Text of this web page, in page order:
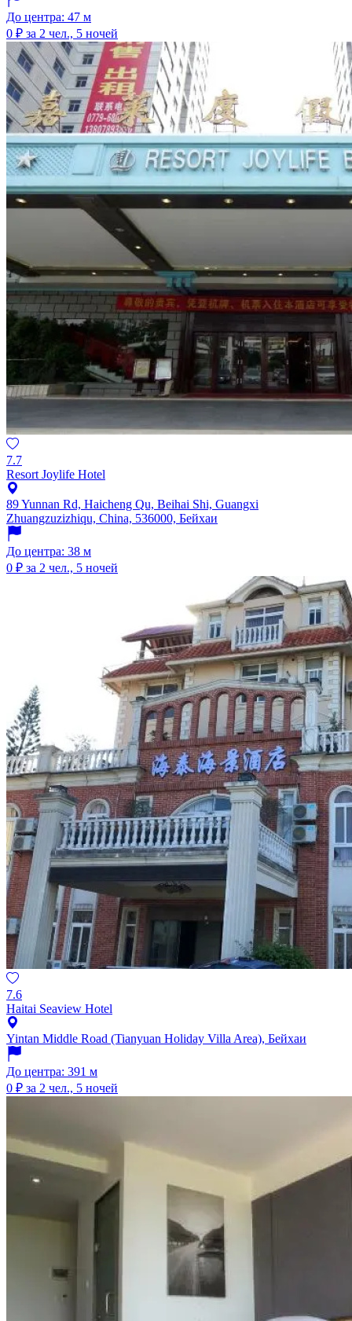
До центра: 47 м
0 ₽ за 2 чел., 5 ночей
7.7
Resort Joylife Hotel
89 Yunnan Rd, Haicheng Qu, Beihai Shi, Guangxi
Zhuangzuzizhiqu, China, 536000, Бейхаи
До центра: 38 м
0 ₽ за 2 чел., 5 ночей
7.6
Haitai Seaview Hotel
Yintan Middle Road (Tianyuan Holiday Villa Area), Бейхаи
До центра: 391 м
0 ₽ за 2 чел., 5 ночей